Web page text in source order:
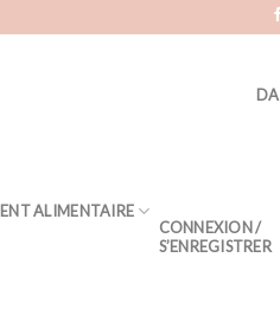
DA
ALIMENTAIRE
CONNEXION /
S’ENREGISTRER